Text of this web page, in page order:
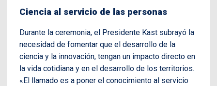
Ciencia al servicio de las personas
Durante la ceremonia, el Presidente Kast subrayó la
necesidad de fomentar que el desarrollo de la
ciencia y la innovación, tengan un impacto directo en
la vida cotidiana y en el desarrollo de los territorios.
«El llamado es a poner el conocimiento al servicio